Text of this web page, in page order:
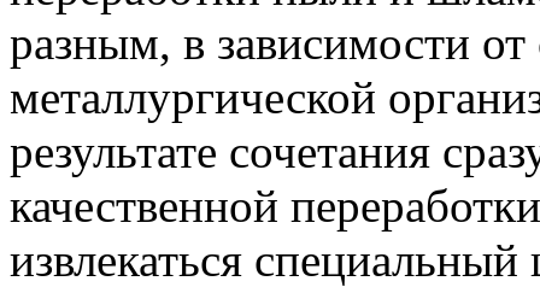
разным, в зависимости от
металлургической
результате сочетания
качественной
извлекаться